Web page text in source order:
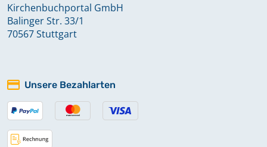
Kirchenbuchportal GmbH
Balinger Str. 33/1
70567 Stuttgart
Unsere Bezahlarten